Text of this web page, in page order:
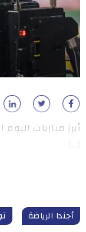
أجندا الرياضة